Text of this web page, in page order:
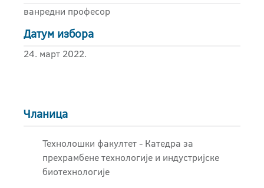
ванредни професор
Датум избора
24. март 2022.
Чланица
Технолошки факултет - Катедра за
прехрамбене технологије и индустријске
биотехнологије